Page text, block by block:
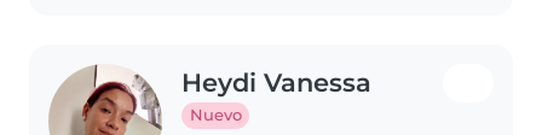
Heydi Vanessa
Nuevo